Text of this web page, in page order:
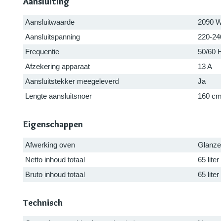
Aansluitwaarde
2090
Aansluitspanning
220-
Frequentie
50/60
Afzekering apparaat
13 A
Aansluitstekker meegeleverd
Ja
Lengte aansluitsnoer
160 cm
Eigenschappen
Afwerking oven
Netto inhoud totaal
65 liter
Bruto inhoud totaal
65 liter
Technisch